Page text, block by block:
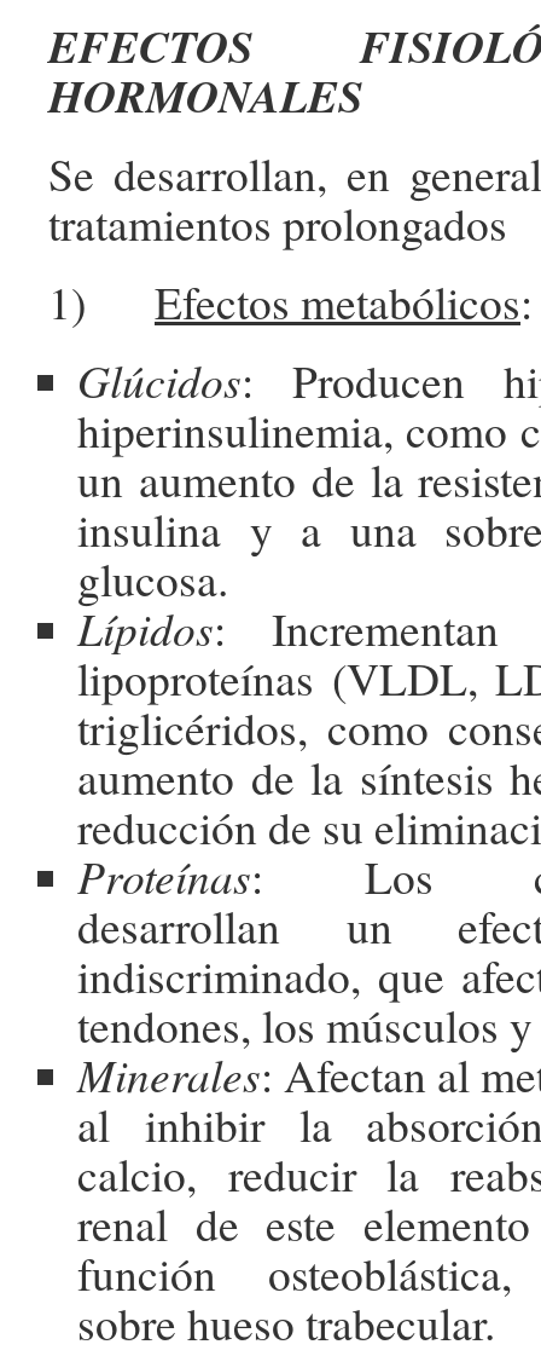
EFECTOS
HORMONALES
Se desarrollan, en
tratamientos prolongados
1) Efectos metabólicos:
Glúcidos: Producen
hiperinsulinemia, como
un aumento de la
insulina y a una
glucosa.
Lípidos:
lipoproteínas (VLDL,
triglicéridos, como
aumento de la síntesis
reducción de su
Proteínas: Los
desarrollan un
indiscriminado, que
tendones, los músculos
Minerales: Afectan al
al inhibir la
calcio, reducir la
renal de este
función osteoblástica,
sobre hueso trabecular.